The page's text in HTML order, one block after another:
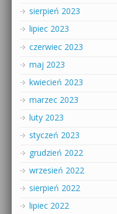
sierpień 2023
lipiec 2023
czerwiec 2023
maj 2023
kwiecień 2023
marzec 2023
luty 2023
styczeń 2023
grudzień 2022
wrzesień 2022
sierpień 2022
lipiec 2022